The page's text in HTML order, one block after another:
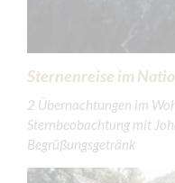
Sternenreise im
2 Übernachtungen im
Sternbeobachtung mit
Begrüßungsgetränk